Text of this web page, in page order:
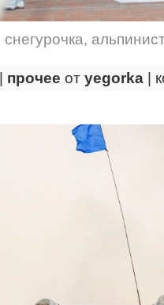
снегурочка, альпинист
прочее от yegorka